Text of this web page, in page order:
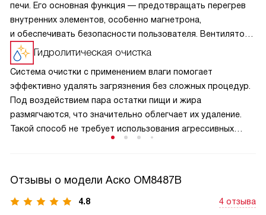
печи. Его основная функция — предотвращать перегрев
внутренних элементов, особенно магнетрона,
и обеспечивать безопасности пользователя. Вентилятор
выводит жар таким образом, чтобы рядом стоящая
мебель не повредилась. Поэтому важно соблюдать
отступы от стен. Допустимое расстояние описано
в инструкции.
Гидролитическая очистка
Система очистки с применением влаги помогает
эффективно удалять загрязнения без сложных процедур.
Под воздействием пара остатки пищи и жира
размягчаются, что значительно облегчает их удаление.
Такой способ не требует использования агрессивных
Отзывы о модели Аско OM8487B
4.8 4 отзыва